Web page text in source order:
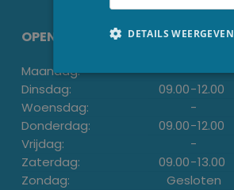
OPENINGSUREN
Maandag: -
Dinsdag:
09.00-12.00
Woensdag:
-
Donderdag:
09.00-12.00
Vrijdag:
-
Zaterdag:
09.00-13.00
Zondag:
Gesloten
DETAILS WEERGEVEN